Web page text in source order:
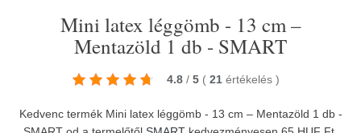
Mini latex léggömb - 13 cm –
Mentazöld 1 db - SMART
4.8 / 5 ( 21 értékelés )
Kedvenc termék Mini latex léggömb - 13 cm – Mentazöld 1 db -